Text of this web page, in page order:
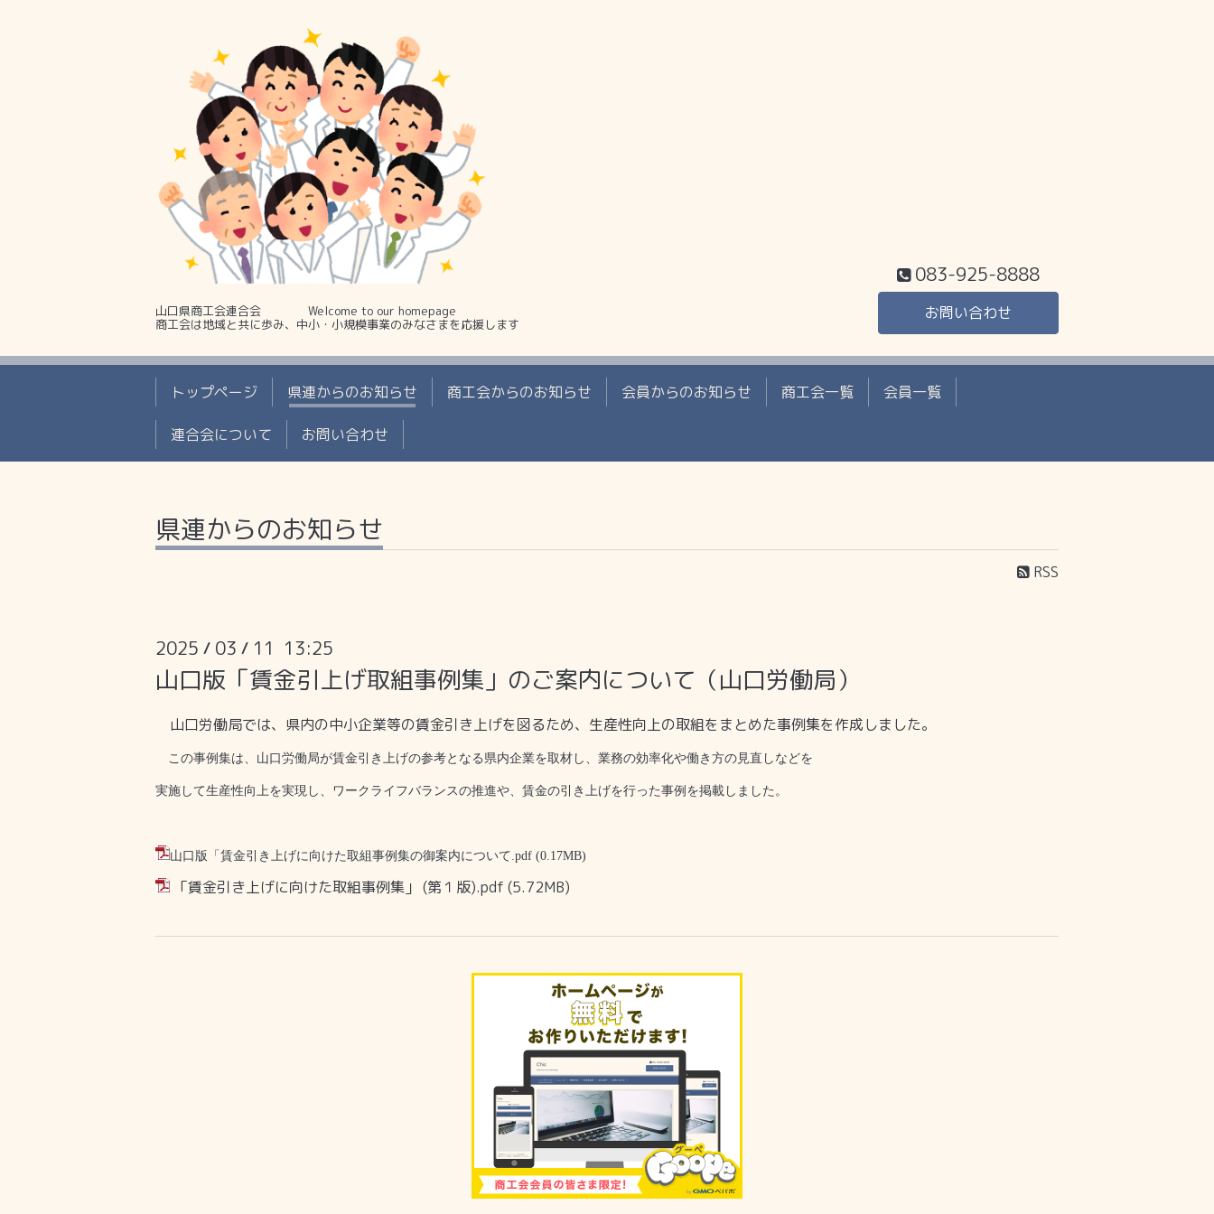
山口県商工会連合会 Welcome to our homepage
商工会は地域と共に歩み、中小・小規模事業のみなさまを応援します
083-925-8888
お問い合わせ
トップページ 県連からのお知らせ 商工会からのお知らせ 会員からのお知らせ 商工会一覧 会員一覧
連合会について お問い合わせ
県連からのお知らせ
RSS
2025 / 03 / 11 13:25
山口版「賃金引上げ取組事例集」のご案内について（山口労働局）
山口労働局では、県内の中小企業等の賃金引き上げを図るため、生産性向上の取組をまとめた事例集を作成しました。
この事例集は、山口労働局が賃金引き上げの参考となる県内企業を取材し、業務の効率化や働き方の見直しなどを
実施して生産性向上を実現し、ワ ークライフバランスの推進や、賃金の引き上げを行った事例を掲載しました。
山口版「賃金引き上げに向けた取組事例集の御案内について.pdf (0.17MB)
「賃金引き上げに向けた取組事例集」 (第１版).pdf (5.72MB)